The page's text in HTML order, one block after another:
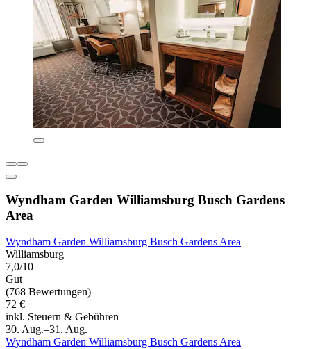
Wyndham Garden Williamsburg Busch Gardens
Area
Wyndham Garden Williamsburg Busch Gardens Area
Williamsburg
7,0/10
Gut
(768 Bewertungen)
72 €
inkl. Steuern & Gebühren
30. Aug.–31. Aug.
Wyndham Garden Williamsburg Busch Gardens Area